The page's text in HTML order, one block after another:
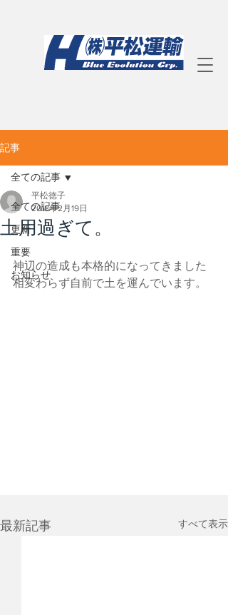
記事
全ての記事
更新
重要
お知らせ
全ての記事
土用過ぎて。
平松徳子
2018年2月19日
神辺の造成も本格的になってきました
相変わらず自前で土を運んでいます。
最新記事 すべて表示